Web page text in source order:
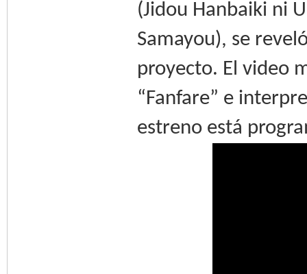
(Jidou Hanbaiki ni
Samayou), se
proyecto. El video
“Fanfare” e
estreno está